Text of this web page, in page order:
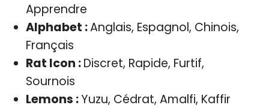
Apprendre
Alphabet :Anglais, Espagnol, Chinois,
Français
Rat Icon :Discret, Rapide, Furtif,
Sournois
Lemons :Yuzu, Cédrat, Amalfi, Kaffir